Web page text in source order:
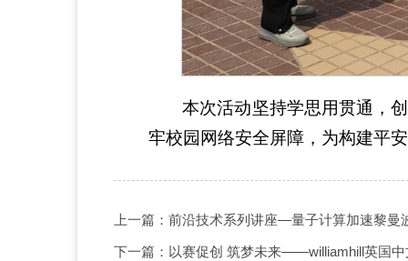
本次活动坚持学思用贯通，
牢校园网络安全屏障，为构建平
上一篇：前沿技术系列讲座—量子计算加速黎曼
下一篇：以赛促创 筑梦未来——williamhill英国